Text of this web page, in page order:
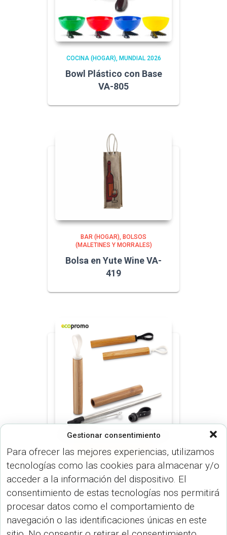
Gestionar consentimiento
Para ofrecer las mejores experiencias, utilizamos
tecnologías como las cookies para almacenar y/o
acceder a la información del dispositivo. El
consentimiento de estas tecnologías nos permitirá
procesar datos como el comportamiento de
navegación o las identificaciones únicas en este
COCINA (HOGAR) MUNDIAL 2026
Bowl Plástico con Base
VA-805
BAR (HOGAR) BOLSOS
(MALETINES Y MORRALES)
Bolsa en Yute Wine VA-
419
VARIEDADES (VARIEDADES)
VARIOS (USO PERSONAL)
Pitillo Reutilizable
Metálico Bamboo CP-
291